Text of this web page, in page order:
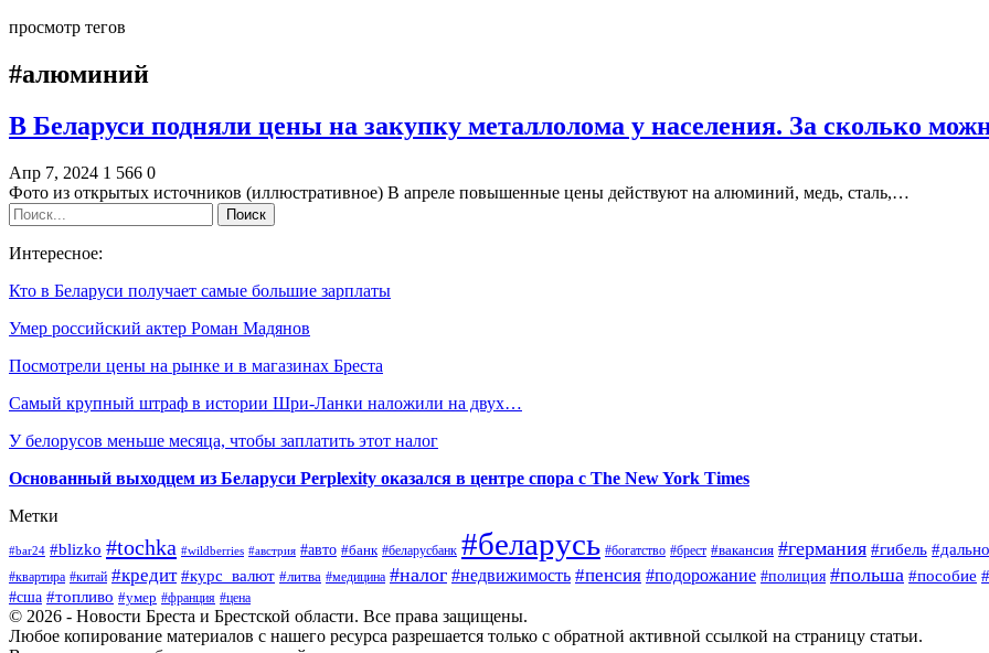
просмотр тегов
#алюминий
В Беларуси подняли цены на закупку металлолома у населения. За сколько
Апр 7, 2024 1 566 0
Фото из открытых источников (иллюстративное) В апреле повышенные цены действуют на алюминий, медь, сталь,…
Интересное:
Кто в Беларуси получает самые большие зарплаты
Умер российский актер Роман Мадянов
Посмотрели цены на рынке и в магазинах Бреста
Самый крупный штраф в истории Шри-Ланки наложили на двух…
У белорусов меньше месяца, чтобы заплатить этот налог
Основанный выходцем из Беларуси Perplexity оказался в центре спора с The New York Times
Метки
#bar24 #blizko #tochka #wildberries #австрия #авто #банк #беларусбанк #беларусь #богатство #брест #вакансия #германия #гибель
#квартира #китай #кредит #курс_валют #литва #медицина #налог #недвижимость #пенсия #подорожание #полиция #польша #пособие
#сша #топливо #умер #франция #цена
© 2026 - Новости Бреста и Брестской области. Все права защищены.
Любое копирование материалов с нашего ресурса разрешается только с обратной активной ссылкой на страницу статьи.